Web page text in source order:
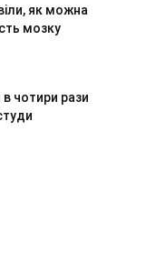
як можна
мозку
чотири рази